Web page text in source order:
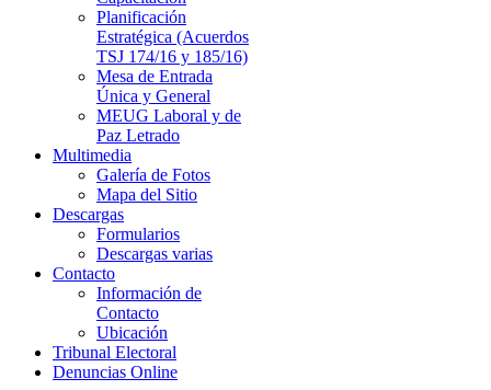
Planificación
Estratégica (Acuerdos
TSJ 174/16 y 185/16)
Mesa de Entrada
Única y General
MEUG Laboral y de
Paz Letrado
Multimedia
Galería de Fotos
Mapa del Sitio
Descargas
Formularios
Descargas varias
Contacto
Información de
Contacto
Ubicación
Tribunal Electoral
Denuncias Online